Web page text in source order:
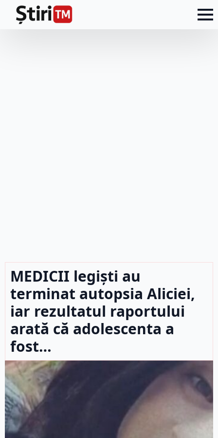
MEDICII legiști au
terminat autopsia Aliciei,
iar rezultatul raportului
arată că adolescenta a
fost…